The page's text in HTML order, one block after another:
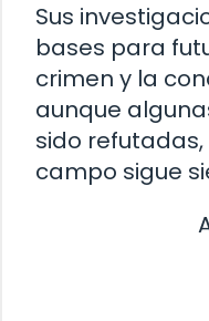
Sus
bases para
crimen y la
aunque
sido
campo sigue